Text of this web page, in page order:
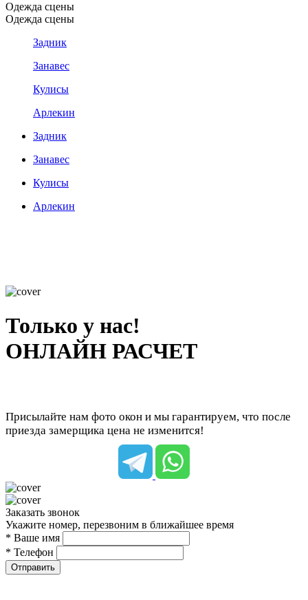
Одежда сцены
Одежда сцены
Задник
Занавес
Кулисы
Арлекин
Задник
Занавес
Кулисы
Арлекин
Только у нас!
ОНЛАЙН РАСЧЕТ
Присылайте нам фото окон и мы гарантируем, что после
приезда замерщика цена не изменится!
Заказать звонок
Укажите номер, перезвоним в ближайшее время
* Ваше имя
* Телефон
Отправить